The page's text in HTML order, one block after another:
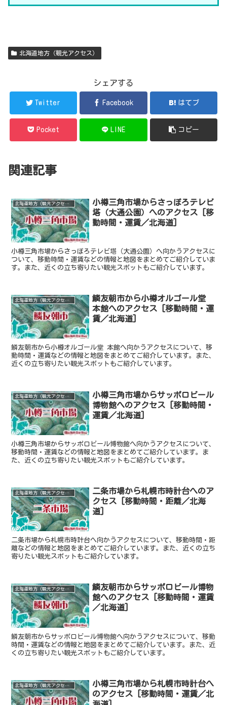
北海道地方（観光アクセス）
シェアする
Twitter Facebook はてブ
Pocket LINE コピー
関連記事
北海道地方（観光アクセス）
小樽三角市場からさっぽろテレビ
塔（大通公園）へのアクセス [移
動時間・運賃／北海道]
小樽三角市場からさっぽろテレビ塔（大通公園）へ向かうアクセスに
ついて、移動時間・運賃などの情報と地図をまとめてご紹介していま
す。また、近くの立ち寄りたい観光スポットもご紹介しています。
北海道地方（観光アクセス）
鱗友朝市から小樽オルゴール堂
本館へのアクセス [移動時間・運
賃／北海道]
鱗友朝市から小樽オルゴール堂 本館へ向かうアクセスについて、移
動時間・運賃などの情報と地図をまとめてご紹介しています。また、
近くの立ち寄りたい観光スポットもご紹介しています。
北海道地方（観光アクセス）
小樽三角市場からサッポロビール
博物館へのアクセス [移動時間・
運賃／北海道]
小樽三角市場からサッポロビール博物館へ向かうアクセスについて、
移動時間・運賃などの情報と地図をまとめてご紹介しています。ま
た、近くの立ち寄りたい観光スポットもご紹介しています。
北海道地方（観光アクセス）
二条市場から札幌市時計台へのア
クセス [移動時間・距離／北海
道]
二条市場から札幌市時計台へ向かうアクセスについて、移動時間・距
離などの情報と地図をまとめてご紹介しています。また、近くの立ち
寄りたい観光スポットもご紹介しています。
北海道地方（観光アクセス）
鱗友朝市からサッポロビール博物
館へのアクセス [移動時間・運賃
／北海道]
鱗友朝市からサッポロビール博物館へ向かうアクセスについて、移動
時間・運賃などの情報と地図をまとめてご紹介しています。また、近
くの立ち寄りたい観光スポットもご紹介しています。
北海道地方（観光アクセス）
小樽三角市場から札幌市時計台へ
のアクセス [移動時間・運賃／北